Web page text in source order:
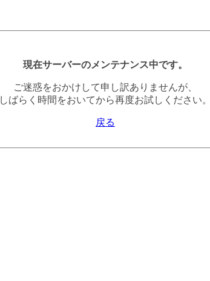
現在サーバーのメンテナンス中です。
ご迷惑をおかけして申し訳ありませんが、
しばらく時間をおいてから再度お試しください。
戻る